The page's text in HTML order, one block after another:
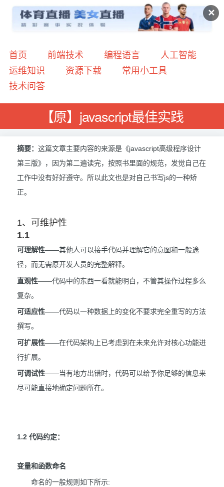
✕
首页 前端技术 编程语言
人工智能
运维知识
资源下载
常用小工具
技术问答
【原】javascript最佳实践
摘要： 这篇文章主要内容的来源是《javascript高级程序设计
第三版》，因为第二遍读完，按照书里面的规范，发觉自己在
工作中没有好好遵守。所以此文也是对自己书写js的一种矫
正。
1、可维护性
1.1
可理解性——其他人可以接手代码并理解它的意图和一般途
径，而无需原开发人员的完整解释。
直观性——代码中的东西一看就能明白，不管其操作过程多么
复杂。
可适应性——代码以一种数据上的变化不要求完全重写的方法
撰写。
可扩展性——在代码架构上已考虑到在未来允许对核心功能进
行扩展。
可调试性——当有地方出错时，代码可以给予你足够的信息来
尽可能直接地确定问题所在。
1.2 代码约定：
变量和函数命名
命名的一般规则如下所示: